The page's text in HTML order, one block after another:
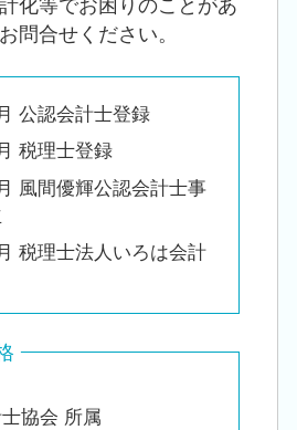
化等でお困りのことがあ
問合せください。
公認会計士登録
税理士登録
風間優輝公認会計士事
税理士法人いろは会計
協会 所属